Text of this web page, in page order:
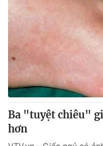
VTV Money
VTV Sức khoẻ
Thị trường 24h
VTV4
VTV9
Ba "tuyệt chiêu"
hơn